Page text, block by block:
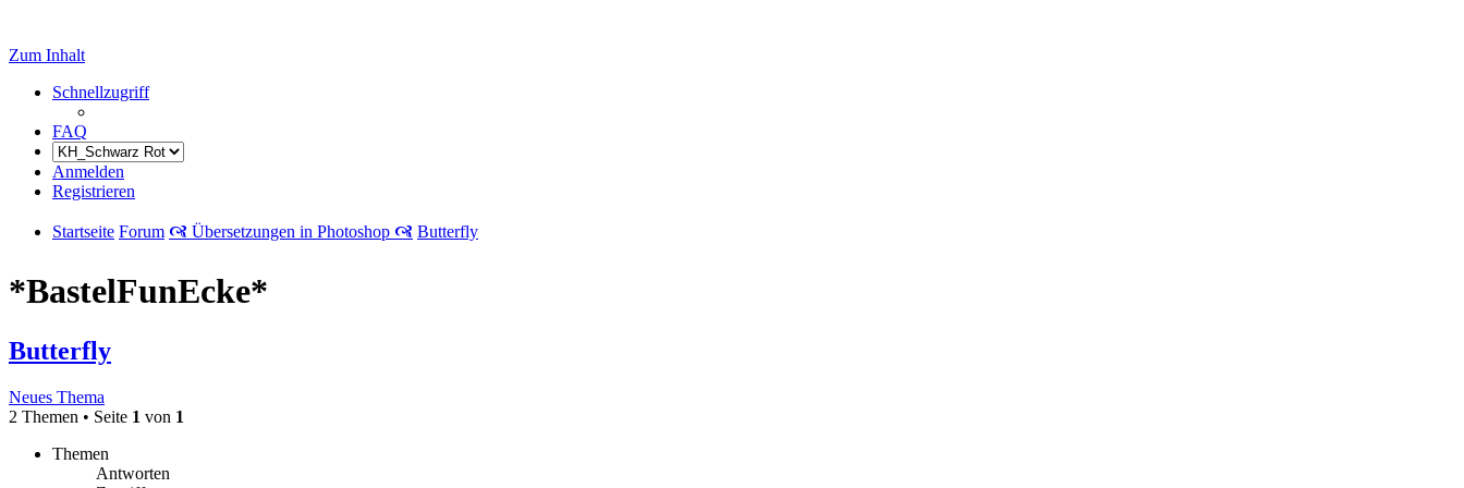
Zum Inhalt
Schnellzugriff
FAQ
Anmelden
Registrieren
Startseite Forum 🙧 Übersetzungen in Photoshop 🙧 Butterfly
*BastelFunEcke*
Butterfly
Neues Thema
2 Themen • Seite 1 von 1
Themen
Antworten